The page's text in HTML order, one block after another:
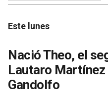
Este lunes
Nació Theo, el
Lautaro Martínez
Gandolfo